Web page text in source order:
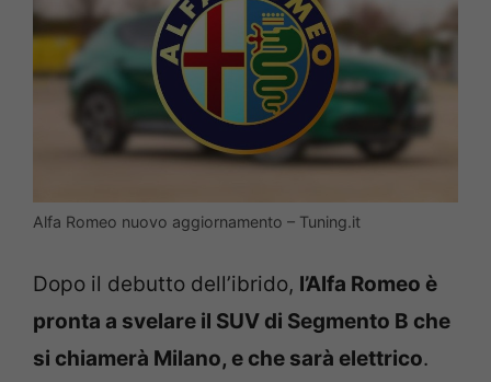
Alfa Romeo nuovo aggiornamento – Tuning.it
Dopo il debutto dell’ibrido, l’Alfa Romeo è
pronta a svelare il SUV di Segmento B che
si chiamerà Milano, e che sarà elettrico.